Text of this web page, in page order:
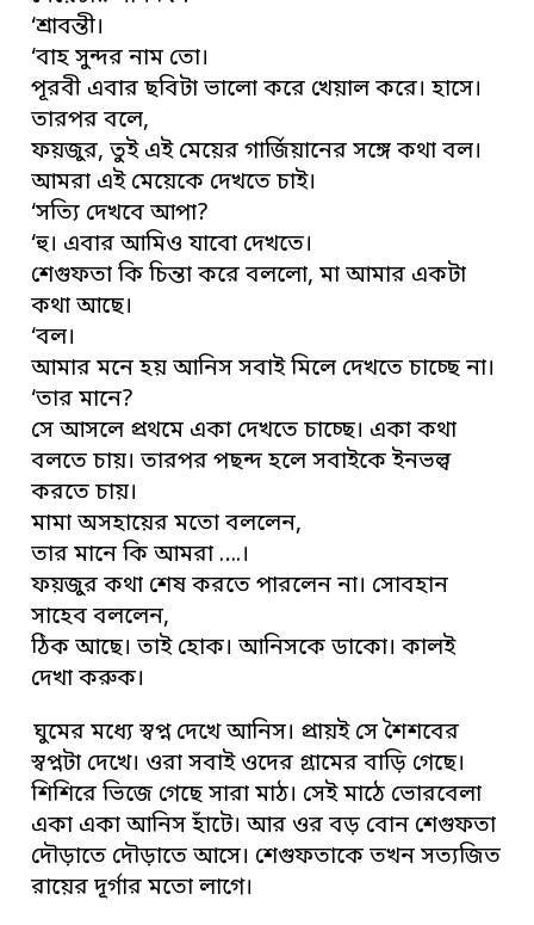
‘শ্রাবন্তী।
‘বাহ সুন্দর নাম তো।
পূরবী এবার ছবিটা ভালো করে খেয়াল করে। হাসে।
তারপর বলে,
ফয়জুর, তুই এই মেয়ের গার্জিয়ানের সঙ্গে কথা বল।
আমরা এই মেয়েকে দেখতে চাই।
‘সত্যি দেখবে আপা?
‘হু। এবার আমিও যাবো দেখতে।
শেগুফতা কি চিন্তা করে বললো, মা আমার একটা
কথা আছে।
‘বল।
আমার মনে হয় আনিস সবাই মিলে দেখতে চাচ্ছে না।
‘তার মানে?
সে আসলে প্রথমে একা দেখতে চাচ্ছে। একা কথা
বলতে চায়। তারপর পছন্দ হলে সবাইকে ইনভল্ব
করতে চায়।
মামা অসহায়ের মতো বললেন,
তার মানে কি আমরা ….।
ফয়জুর কথা শেষ করতে পারলেন না। সোবহান
সাহেব বললেন,
ঠিক আছে। তাই হোক। আনিসকে ডাকো। কালই
দেখা করুক।
ঘুমের মধ্যে স্বপ্ন দেখে আনিস। প্রায়ই সে শৈশবের
স্বপ্নটা দেখে। ওরা সবাই ওদের গ্রামের বাড়ি গেছে।
শিশিরে ভিজে গেছে সারা মাঠ। সেই মাঠে ভোরবেলা
একা একা আনিস হাঁটে। আর ওর বড় বোন শেগুফতা
দৌড়াতে দৌড়াতে আসে। শেগুফতাকে তখন সত্যজিত
রায়ের দূর্গার মতো লাগে।